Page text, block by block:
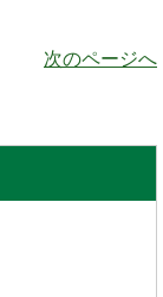
次のページへ